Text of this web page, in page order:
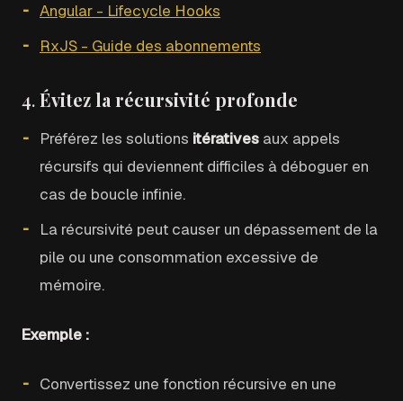
Angular - Lifecycle Hooks
RxJS - Guide des abonnements
4.Évitez la récursivité profonde
Préférez les solutions itératives aux appels
récursifs qui deviennent difficiles à déboguer en
cas de boucle infinie.
La récursivité peut causer un dépassement de la
pile ou une consommation excessive de
mémoire.
Exemple :
Convertissez une fonction récursive en une